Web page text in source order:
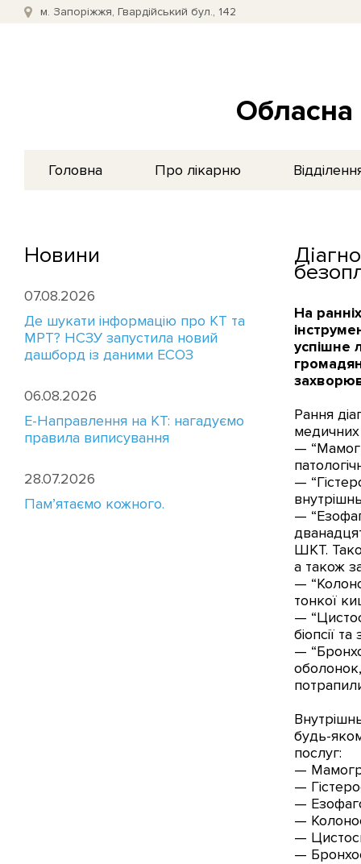
м. Запоріжжя, Гвардійський бул., 142
Обласна
Головна Про лікарню
Новини
07.08.2026
Де шукати інформацію про КТ та
МРТ? НСЗУ запустила новий
дашборд із даними ЕСОЗ
06.08.2026
E-Направлення на КТ: нагадуємо
правила виписування
28.07.2026
Пам’ятаємо кожного.
На
успішне
Рання
медичних
—
—
—
ШКТ.
а також
—
тонкої
—
біопсії
—
будь-
послуг:
—
—
—
—
—
—